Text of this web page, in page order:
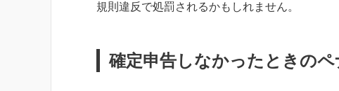
規則違反で処罰されるかもしれません。
確定申告しなかったときの